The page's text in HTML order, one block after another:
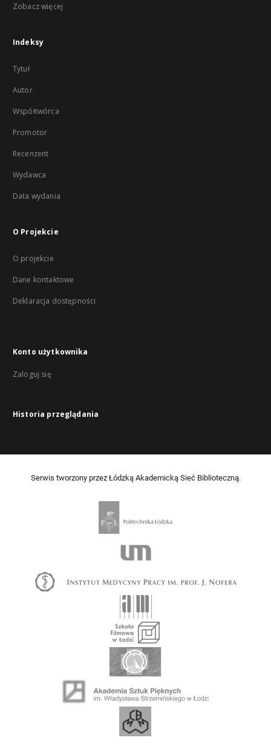
Zobacz więcej
Indeksy
Tytuł
Autor
Współtwórca
Promotor
Recenzent
Wydawca
Data wydania
O Projekcie
O projekcie
Dane kontaktowe
Deklaracja dostępności
Konto użytkownika
Zaloguj się
Historia przeglądania
Serwis tworzony przez Łódzką Akademicką Sieć Biblioteczną.